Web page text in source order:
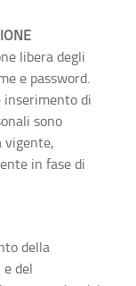
libera degli
e password.
di
sono
in fase di
della
del